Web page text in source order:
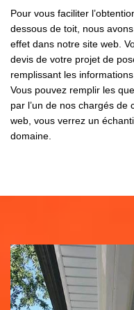
Pour vous faciliter
dessous de toit, nous
effet dans notre site web.
devis de votre projet de
remplissant les
Vous pouvez remplir les
par l’un de nos chargés
web, vous verrez un
domaine.